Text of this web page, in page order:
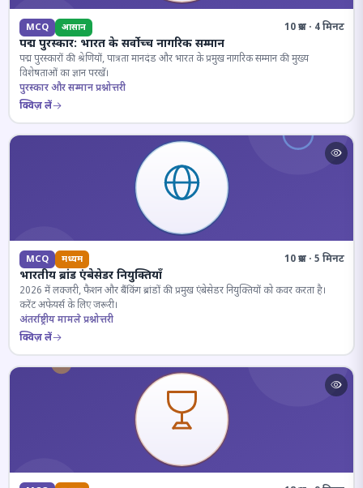
MCQ आसान 10 प्रश्न · 4 मिनट
पद्म पुरस्कार: भारत के सर्वोच्च नागरिक सम्मान
पद्म पुरस्कारों की श्रेणियों, पात्रता मानदंड और भारत के प्रमुख नागरिक सम्मान की मुख्य
विशेषताओं का ज्ञान परखें।
पुरस्कार और सम्मान प्रश्नोत्तरी
क्विज़ लें
MCQ मध्यम 10 प्रश्न · 5 मिनट
भारतीय ब्रांड एंबेसेडर नियुक्तियाँ
2026 में लक्जरी, फैशन और बैंकिंग ब्रांडों की प्रमुख एंबेसेडर नियुक्तियों को कवर करता है।
करेंट अफेयर्स के लिए जरूरी।
अंतर्राष्ट्रीय मामले प्रश्नोत्तरी
क्विज़ लें